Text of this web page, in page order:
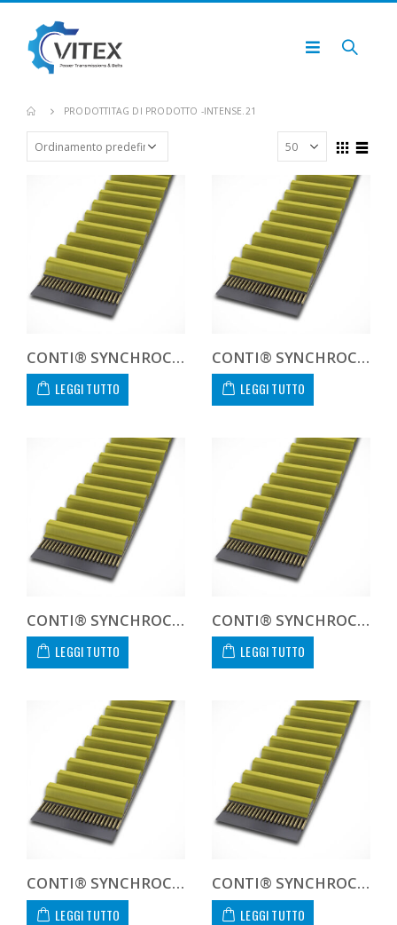
PRODOTTITAG DI PRODOTTO -INTENSE.21
CONTI® SYNCHROCHAIN CTD 8M 640 21
LEGGI TUTTO
CONTI® SYNCHROCHAIN CTD 8M 720 21
LEGGI TUTTO
CONTI® SYNCHROCHAIN CTD 8M 800 21
LEGGI TUTTO
CONTI® SYNCHROCHAIN CTD 8M 896 21
LEGGI TUTTO
CONTI® SYNCHROCHAIN CTD 8M 920 21
LEGGI TUTTO
CONTI® SYNCHROCHAIN CTD 8M 960 21
LEGGI TUTTO